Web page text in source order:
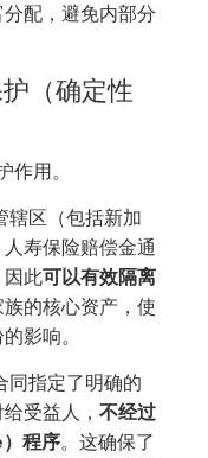
配，避免内部分
（确定性
用。
辖区（包括新加
寿保险赔偿金通
因此可以有效隔离
的核心资产，使
影响。
同指定了明确的
受益人， 不经过
程序。这确保了